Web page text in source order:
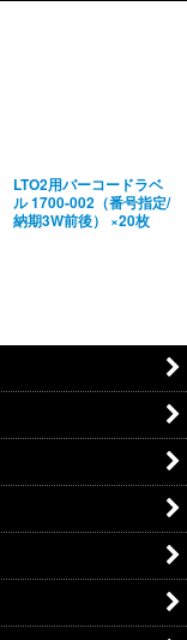
LTO2用バーコードラベ
ル 1700-002（番号指定/
納期3W前後） ×20枚